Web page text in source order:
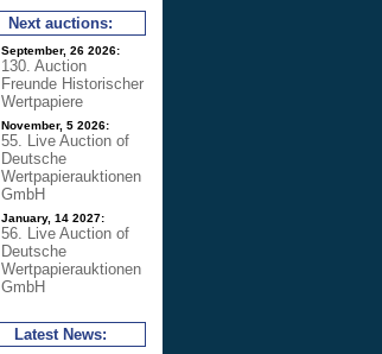
Next auctions:
September, 26 2026:
130. Auction
Freunde Historischer
Wertpapiere
November, 5 2026:
55. Live Auction of
Deutsche
Wertpapierauktionen
GmbH
January, 14 2027:
56. Live Auction of
Deutsche
Wertpapierauktionen
GmbH
Latest News: